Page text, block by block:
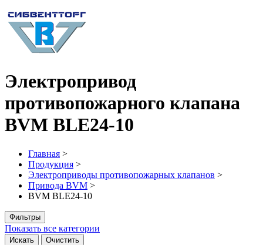
Электропривод
противопожарного клапана
BVM BLE24-10
Главная >
Продукция >
Электроприводы противопожарных клапанов >
Привода BVM >
BVM BLE24-10
Фильтры
Показать все категории
Искать Очистить